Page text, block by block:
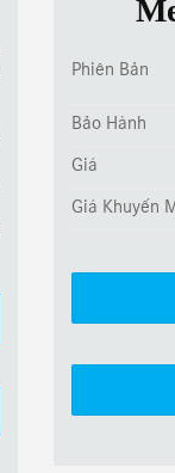
Phiên Bản
Bảo Hành
Giá
Giá Khuyến